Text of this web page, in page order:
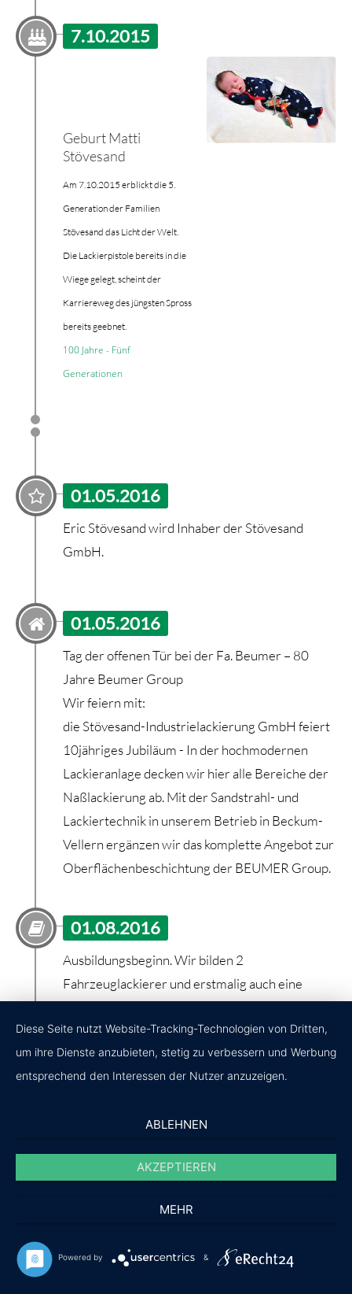
7.10.2015
Geburt Matti
Stövesand
Am 7.10.2015 erblickt die 5.
Generation der Familien
Stövesand das Licht der Welt.
Die Lackierpistole bereits in die
Wiege gelegt, scheint der
Karriereweg des jüngsten Spross
bereits geebnet.
100 Jahre - Fünf
Generationen
01.05.2016
Eric Stövesand wird Inhaber der Stövesand
GmbH.
01.05.2016
Tag der offenen Tür bei der Fa. Beumer – 80
Jahre Beumer Group
Wir feiern mit:
die Stövesand-Industrielackierung GmbH feiert
10jähriges Jubiläum - In der hochmodernen
Lackieranlage decken wir hier alle Bereiche der
Naßlackierung ab. Mit der Sandstrahl- und
Lackiertechnik in unserem Betrieb in Beckum-
Vellern ergänzen wir das komplette Angebot zur
Oberflächenbeschichtung der BEUMER Group.
01.08.2016
Ausbildungsbeginn. Wir bilden 2
Fahrzeuglackierer und erstmalig auch eine
wünschen allen Azubis eine erfolgreiche
Ausbildung.
24.06.2017
Die Familie Stövesand erweitert sich. Jette
Stövesand wird am 24.6.2017 um 17.05 h
28.07.2017
Diese Seite nutzt Website-Tracking-Technologien von Dritten,
um ihre Dienste anzubieten, stetig zu verbessern und Werbung
entsprechend den Interessen der Nutzer anzuzeigen.
ABLEHNEN
AKZEPTIEREN
MEHR
Powered by &